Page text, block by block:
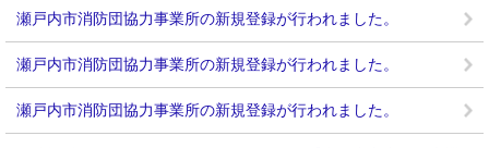
瀬戸内市消防団協力事業所の新規登録が行われました。
瀬戸内市消防団協力事業所の新規登録が行われました。
瀬戸内市消防団協力事業所の新規登録が行われました。